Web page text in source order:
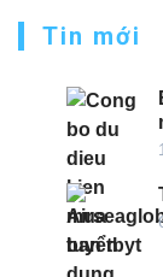
Tin mới